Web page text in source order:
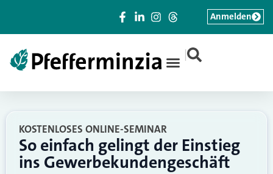
|
Anmelden
KOSTENLOSES ONLINE-SEMINAR
So einfach gelingt der Einstieg
ins Gewerbekundengeschäft